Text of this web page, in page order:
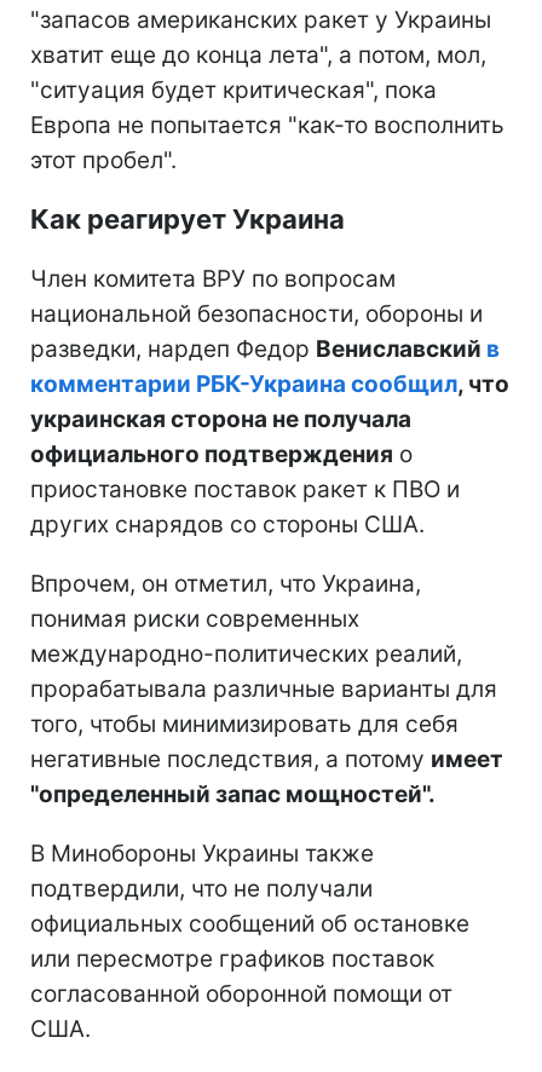
"запасов американских ракет у Украины
хватит еще до конца лета", а потом, мол,
"ситуация будет критическая", пока
Европа не попытается "как-то восполнить
этот пробел".
Как реагирует Украина
Член комитета ВРУ по вопросам
национальной безопасности, обороны и
разведки, нардеп Федор Вениславский в
комментарии РБК-Украина сообщил, что
украинская сторона не получала
официального подтверждения о
приостановке поставок ракет к ПВО и
других снарядов со стороны США.
Впрочем, он отметил, что Украина,
понимая риски современных
международно-политических реалий,
прорабатывала различные варианты для
того, чтобы минимизировать для себя
негативные последствия, а потому имеет
"определенный запас мощностей".
В Минобороны Украины также
подтвердили, что не получали
официальных сообщений об остановке
или пересмотре графиков поставок
согласованной оборонной помощи от
США.